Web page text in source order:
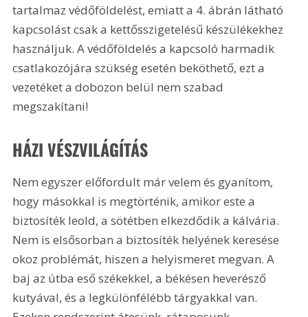
tartalmaz védőföldelést, emiatt a 4. ábrán látható
kapcsolást csak a kettősszigetelésű készülékekhez
használjuk. A védőföldelés a kapcsoló harmadik
csatlakozójára szükség esetén beköthető, ezt a
vezetéket a dobozon belül nem szabad
megszakítani!
HÁZI VÉSZVILÁGÍTÁS
Nem egyszer előfordult már velem és gyanítom,
hogy másokkal is megtörténik, amikor este a
biztosíték leold, a sötétben elkezdődik a kálvária.
Nem is elsősorban a biztosíték helyének keresése
okoz problémát, hiszen a helyismeret megvan. A
baj az útba eső székekkel, a békésen heverésző
kutyával, és a legkülönfélébb tárgyakkal van.